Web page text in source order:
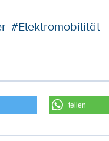
#Elektromobilität
teilen